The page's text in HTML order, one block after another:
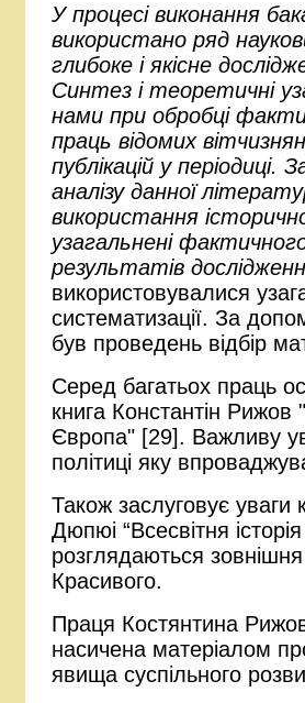
У процесі виконання
використано ряд
глибоке і якісне
Синтез і теоретичні
нами при обробці
праць відомих
публікацій у
аналізу данної
використання
узагальнені
результатів
використовувалися
систематизації. За
був проведень відбір
Серед багатьох праць
книга Константін Рижов
Європа" [29]. Важливу
політиці яку
Також заслуговує уваги
Дюпюі “Всесвітня
розглядаються зовнішня
Красивого.
Праця Костянтина
насичена матеріалом
явища суспільного